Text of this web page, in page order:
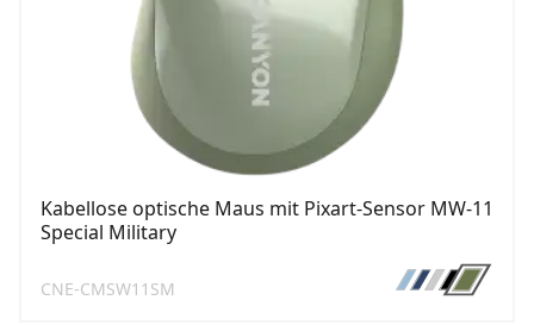
Kabellose optische Maus mit Pixart-Sensor MW-11
Special Military
CNE-CMSW11SM